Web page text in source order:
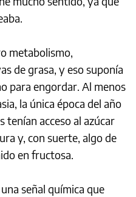
metabolismo,
de grasa, y eso suponía
para engordar. Al menos
la única época del año
tenían acceso al azúcar
y, con suerte, algo de
en fructosa.
señal química que